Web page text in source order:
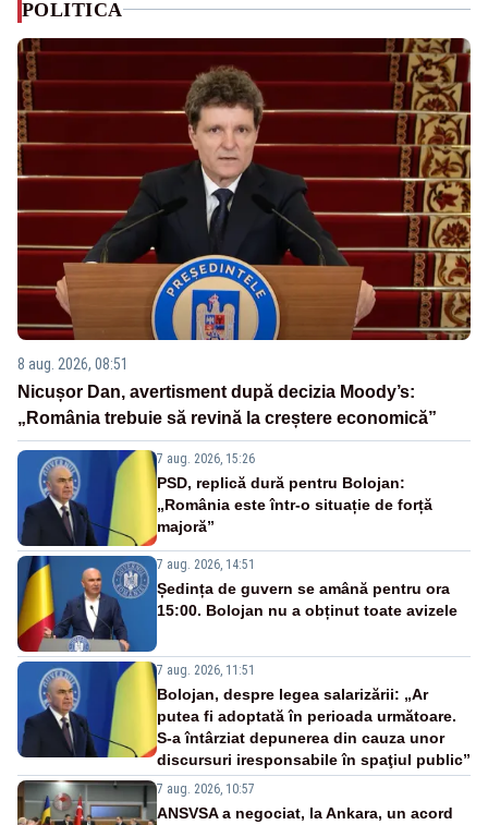
POLITICA
8 aug. 2026, 08:51
Nicușor Dan, avertisment după decizia Moody’s:
„România trebuie să revină la creștere economică”
7 aug. 2026, 15:26
PSD, replică dură pentru Bolojan:
„România este într-o situație de forță
majoră”
7 aug. 2026, 14:51
Ședința de guvern se amână pentru ora
15:00. Bolojan nu a obținut toate avizele
7 aug. 2026, 11:51
Bolojan, despre legea salarizării: „Ar
putea fi adoptată în perioada următoare.
S-a întârziat depunerea din cauza unor
discursuri iresponsabile în spaţiul public”
7 aug. 2026, 10:57
ANSVSA a negociat, la Ankara, un acord